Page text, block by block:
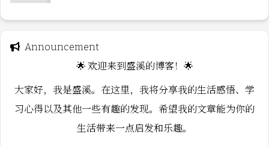
Announcement
🌟 欢迎来到盛溪的博客！🌟
大家好，我是盛溪。在这里，我将分享我的生活感悟、学
习心得以及其他一些有趣的发现。希望我的文章能为你的
生活带来一点启发和乐趣。